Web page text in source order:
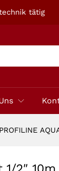
tätig